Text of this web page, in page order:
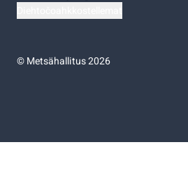
©Metsähallitus 2026